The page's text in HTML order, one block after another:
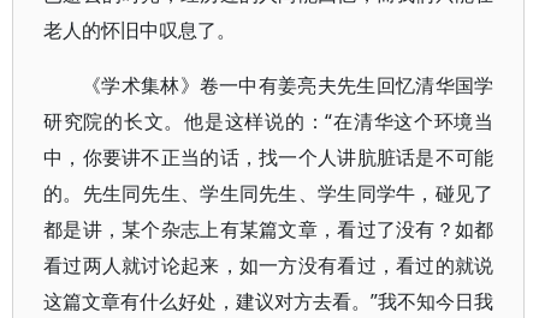
老人的怀旧中叹息了。
《学术集林》卷一中有姜亮夫先生回忆清华国学
研究院的长文。他是这样说的：“在清华这个环境当
中，你要讲不正当的话，找一个人讲肮脏话是不可能
的。先生同先生、学生同先生、学生同学牛，碰见了
都是讲，某个杂志上有某篇文章，看过了没有？如都
看过两人就讨论起来，如一方没有看过，看过的就说
这篇文章有什么好处，建议对方去看。”我不知今日我